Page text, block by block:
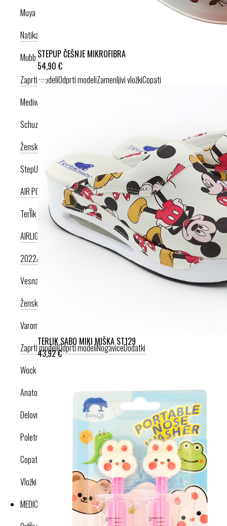
STEPUP ČEŠNJE MIKROFIBRA
54,90 €
TERLIK SABO MIKI MIŠKA ST129
43,92 €
Muya
Natikači
Mubb
Zaprti modeliOdprti modeliZamenljivi vložkiCopati
Mediwalk
Schuzz
Ženska kolekcija
StepUp
AIR PODPLAT
AIRLIGHT PODPLAT
Terlik Sabo
AIRLIGHT PODPLAT II. NOVIAIRLIGHT PODPLAT I. PRODUKT LETA
2022AIRLIGHT PODPLAT I. KRIŽNI PAŠČEK
AIR PODPLAT
Vesna anatomic
Ženska kolekcija
Varomed
Zaprti modeliOdprti modeliNogaviceDodatki
Wock
Anatomska obutev
Delovna obutev s certifikatom
Poletna obutev
Copati
Vložki in dodatki
MEDICINSKI IZDELKI